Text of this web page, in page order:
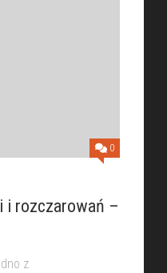
0
i rozczarowań –
z